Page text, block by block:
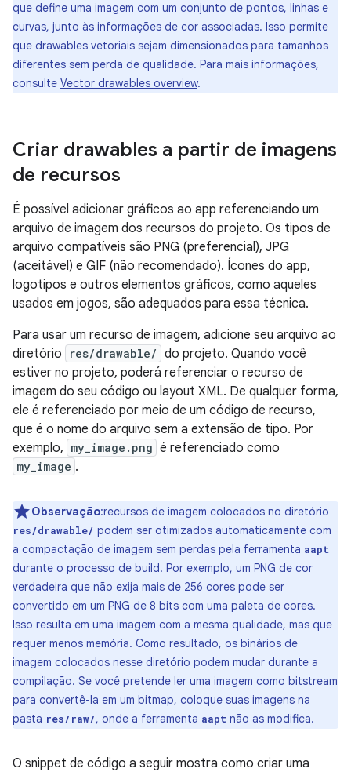
que define uma imagem com um conjunto de pontos, linhas e
curvas, junto às informações de cor associadas. Isso permite
que drawables vetoriais sejam dimensionados para tamanhos
diferentes sem perda de qualidade. Para mais informações,
consulte Vector drawables overview.
Criar drawables a partir de imagens
de recursos
É possível adicionar gráficos ao app referenciando um
arquivo de imagem dos recursos do projeto. Os tipos de
arquivo compatíveis são PNG (preferencial), JPG
(aceitável) e GIF (não recomendado). Ícones do app,
logotipos e outros elementos gráficos, como aqueles
usados em jogos, são adequados para essa técnica.
Para usar um recurso de imagem, adicione seu arquivo ao
diretório
res/drawable/ do projeto. Quando você
estiver no projeto, poderá referenciar o recurso de
imagem do seu código ou layout XML. De qualquer forma,
ele é referenciado por meio de um código de recurso,
que é o nome do arquivo sem a extensão de tipo. Por
exemplo, my_image.png é referenciado como
my_image .
Observação:recursos de imagem colocados no diretório
res/drawable/ podem ser otimizados automaticamente com
a compactação de imagem sem perdas pela ferramenta aapt
durante o processo de build. Por exemplo, um PNG de cor
verdadeira que não exija mais de 256 cores pode ser
convertido em um PNG de 8 bits com uma paleta de cores.
Isso resulta em uma imagem com a mesma qualidade, mas que
requer menos memória. Como resultado, os binários de
imagem colocados nesse diretório podem mudar durante a
compilação. Se você pretende ler uma imagem como bitstream
para convertê-la em um bitmap, coloque suas imagens na
pasta res/raw/, onde a ferramenta aapt não as modifica.
O snippet de código a seguir mostra como criar uma